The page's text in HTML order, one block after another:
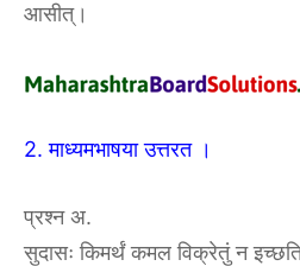
आसीत्।
2. माध्यमभाषया उत्तरत ।
प्रश्न अ.
सुदासः किमर्थं कमल विक्रेतुं न